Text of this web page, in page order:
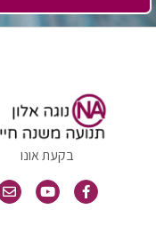
בקעת אונו